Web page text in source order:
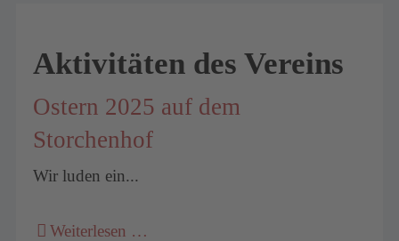
Aktivitäten des Vereins
Ostern 2025 auf dem
Storchenhof
Wir luden ein...
Weiterlesen …